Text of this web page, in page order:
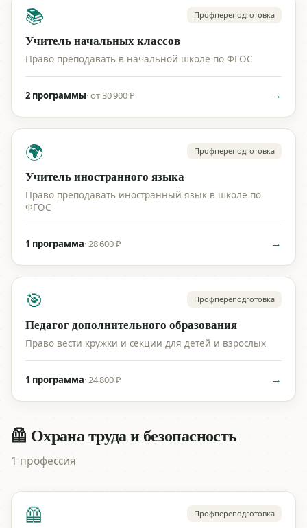
📚 Профпереподготовка
Учитель начальных классов
Право преподавать в начальной школе по ФГОС
2 программы·от 30 900 ₽ →
🌍 Профпереподготовка
Учитель иностранного языка
Право преподавать иностранный язык в школе по
ФГОС
1 программа· 28 600 ₽ →
🎯 Профпереподготовка
Педагог дополнительного образования
Право вести кружки и секции для детей и взрослых
1 программа· 24 800 ₽ →
🦺 Охрана труда и безопасность
1 профессия
🦺 Профпереподготовка